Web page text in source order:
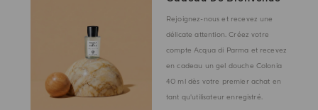
Rejoignez-nous et recevez une
délicate attention. Créez votre
compte Acqua di Parma et recevez
en cadeau un gel douche Colonia
40 ml dès votre premier achat en
tant qu'utilisateur enregistré.